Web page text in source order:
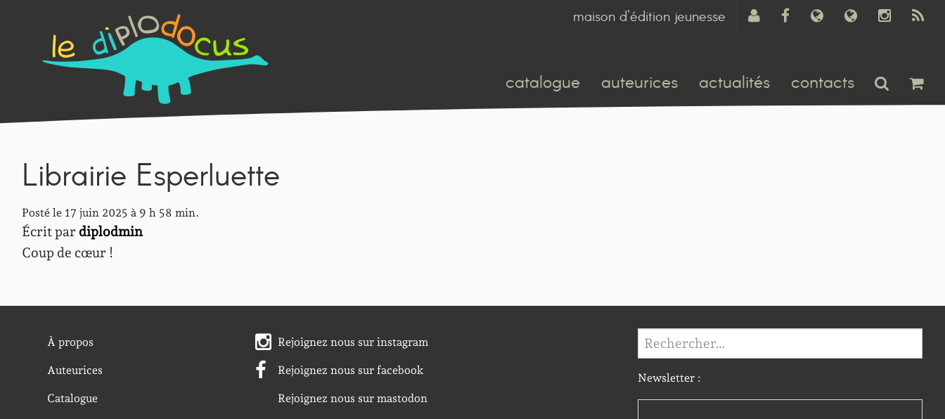
maison d'édition jeunesse
catalogue auteurices actualités contacts
Librairie Esperluette
Posté le 17 juin 2025 à 9 h 58 min.
Écrit par diplodmin
Coup de cœur !
À propos
Auteurices
Catalogue
Rejoignez nous sur instagram
Rejoignez nous sur facebook
Rejoignez nous sur mastodon
Rechercher :
Newsletter :